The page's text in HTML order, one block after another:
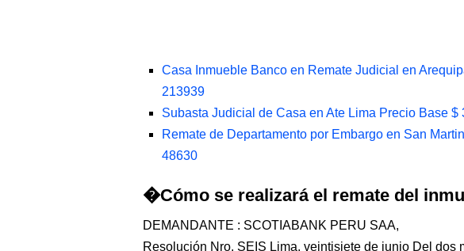
Casa Inmueble Banco en Remate Judicial en
213939
Subasta Judicial de Casa en Ate Lima Precio Base $
Remate de Departamento por Embargo en San
48630
�Cómo se realizará el remate del
DEMANDANTE : SCOTIABANK PERU SAA,
Resolución Nro. SEIS Lima, veintisiete de junio Del dos